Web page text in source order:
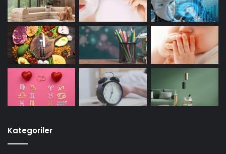
Kategoriler